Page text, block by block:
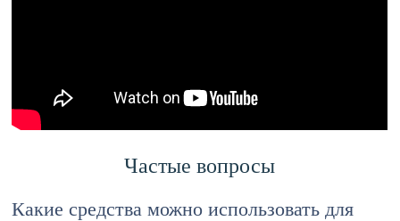
Частые вопросы
Какие средства можно использовать для